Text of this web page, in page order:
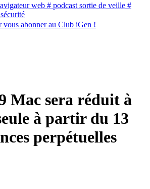
web # podcast sortie de veille #
vous abonner au Club iGen !
Mac sera réduit à
à partir du 13
perpétuelles